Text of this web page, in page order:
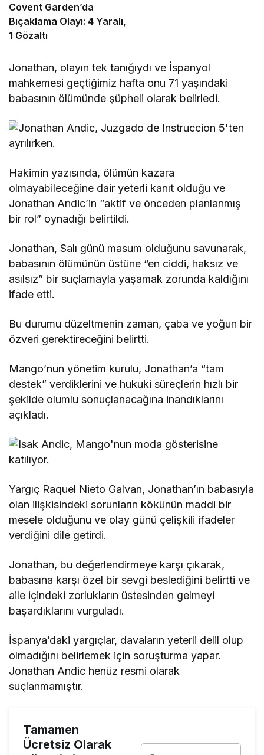
Covent Garden’da
Bıçaklama Olayı: 4 Yaralı,
1 Gözaltı
Jonathan, olayın tek tanığıydı ve İspanyol
mahkemesi geçtiğimiz hafta onu 71 yaşındaki
babasının ölümünde şüpheli olarak belirledi.
Hakimin yazısında, ölümün kazara
olmayabileceğine dair yeterli kanıt olduğu ve
Jonathan Andic’in “aktif ve önceden planlanmış
bir rol” oynadığı belirtildi.
Jonathan, Salı günü masum olduğunu savunarak,
babasının ölümünün üstüne “en ciddi, haksız ve
asılsız” bir suçlamayla yaşamak zorunda kaldığını
ifade etti.
Bu durumu düzeltmenin zaman, çaba ve yoğun bir
özveri gerektireceğini belirtti.
Mango’nun yönetim kurulu, Jonathan’a “tam
destek” verdiklerini ve hukuki süreçlerin hızlı bir
şekilde olumlu sonuçlanacağına inandıklarını
açıkladı.
Yargıç Raquel Nieto Galvan, Jonathan’ın babasıyla
olan ilişkisindeki sorunların kökünün maddi bir
mesele olduğunu ve olay günü çelişkili ifadeler
verdiğini dile getirdi.
Jonathan, bu değerlendirmeye karşı çıkarak,
babasına karşı özel bir sevgi beslediğini belirtti ve
aile içindeki zorlukların üstesinden gelmeyi
başardıklarını vurguladı.
İspanya’daki yargıçlar, davaların yeterli delil olup
olmadığını belirlemek için soruşturma yapar.
Jonathan Andic henüz resmi olarak
suçlanmamıştır.
Tamamen
Ücretsiz Olarak